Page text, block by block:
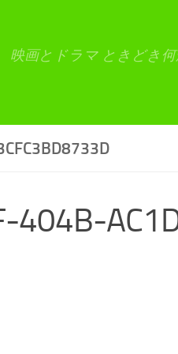
映画とドラマ ときどき
404B-